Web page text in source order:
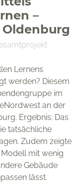
–
Lernens
werden? Diesem
im
an der
Ergebnis: Das
tatsächliche
Zudem zeigte
mit wenig
Gebäude
lässt.